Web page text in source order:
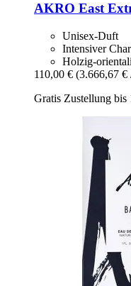
AKRO East
Unisex-Duft
Intensiver
Holzig-
110,00 € (3.666,67 €
Gratis Zustellung bis